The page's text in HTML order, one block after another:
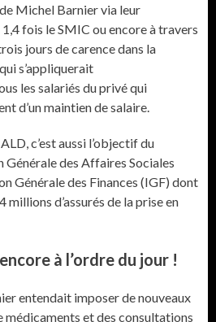
Michel Barnier via leur
fois le SMIC ou encore à travers
jours de carence dans la
s’appliquerait
les salariés du privé qui
d’un maintien de salaire.
c’est aussi l’objectif du
Générale des Affaires Sociales
Générale des Finances (IGF) dont
millions d’assurés de la prise en
à l’ordre du jour !
entendait imposer de nouveaux
médicaments et des consultations